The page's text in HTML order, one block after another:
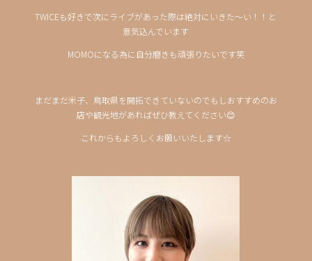
TWICEも好きで次にライブがあった際は絶対にいきた～い！！と
意気込んでいます
MOMOになる為に自分磨きも頑張りたいです笑
まだまだ米子、鳥取県を開拓できていないのでもしおすすめのお
店や観光地があればぜひ教えてください😊
これからもよろしくお願いいたします☆